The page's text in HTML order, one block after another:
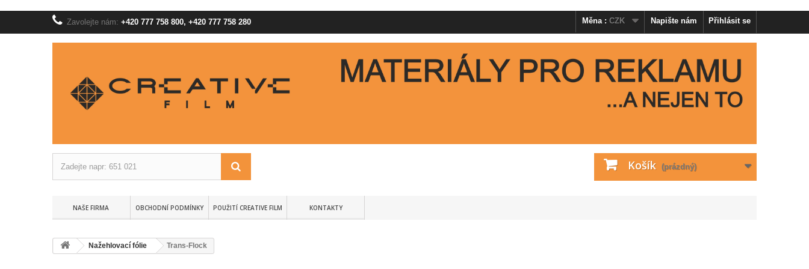
Přihlásit se
Napište nám
Zavolejte nám: +420 777 758 800, +420 777 758 280 Měna : CZK
Košík (prázdný)
NAŠE FIRMA OBCHODNÍ PODMÍNKY POUŽITÍ CREATIVE FILM KONTAKTY
Nažehlovací fólie Trans-Flock